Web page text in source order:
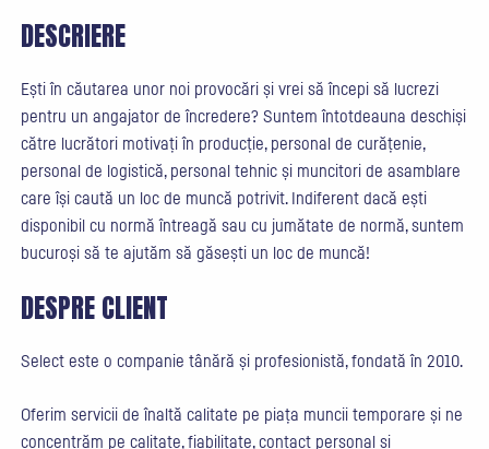
DESCRIERE
Ești în căutarea unor noi provocări și vrei să începi să lucrezi
pentru un angajator de încredere? Suntem întotdeauna deschiși
către lucrători motivați în producție, personal de curățenie,
personal de logistică, personal tehnic și muncitori de asamblare
care își caută un loc de muncă potrivit. Indiferent dacă ești
disponibil cu normă întreagă sau cu jumătate de normă, suntem
bucuroși să te ajutăm să găsești un loc de muncă!
DESPRE CLIENT
Select este o companie tânără și profesionistă, fondată în 2010.
Oferim servicii de înaltă calitate pe piața muncii temporare și ne
concentrăm pe calitate, fiabilitate, contact personal și